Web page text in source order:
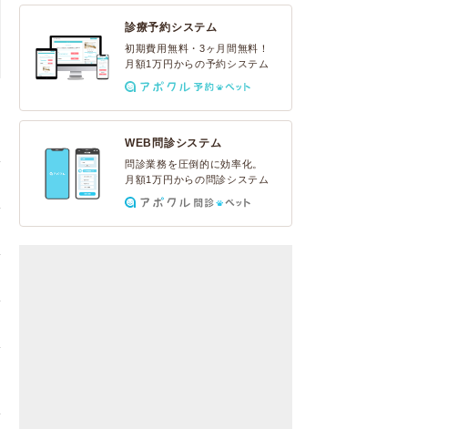
診療予約システム
初期費用無料・3ヶ月間無料！
月額1万円からの予約システム
WEB問診システム
問診業務を圧倒的に効率化。
月額1万円からの問診システム